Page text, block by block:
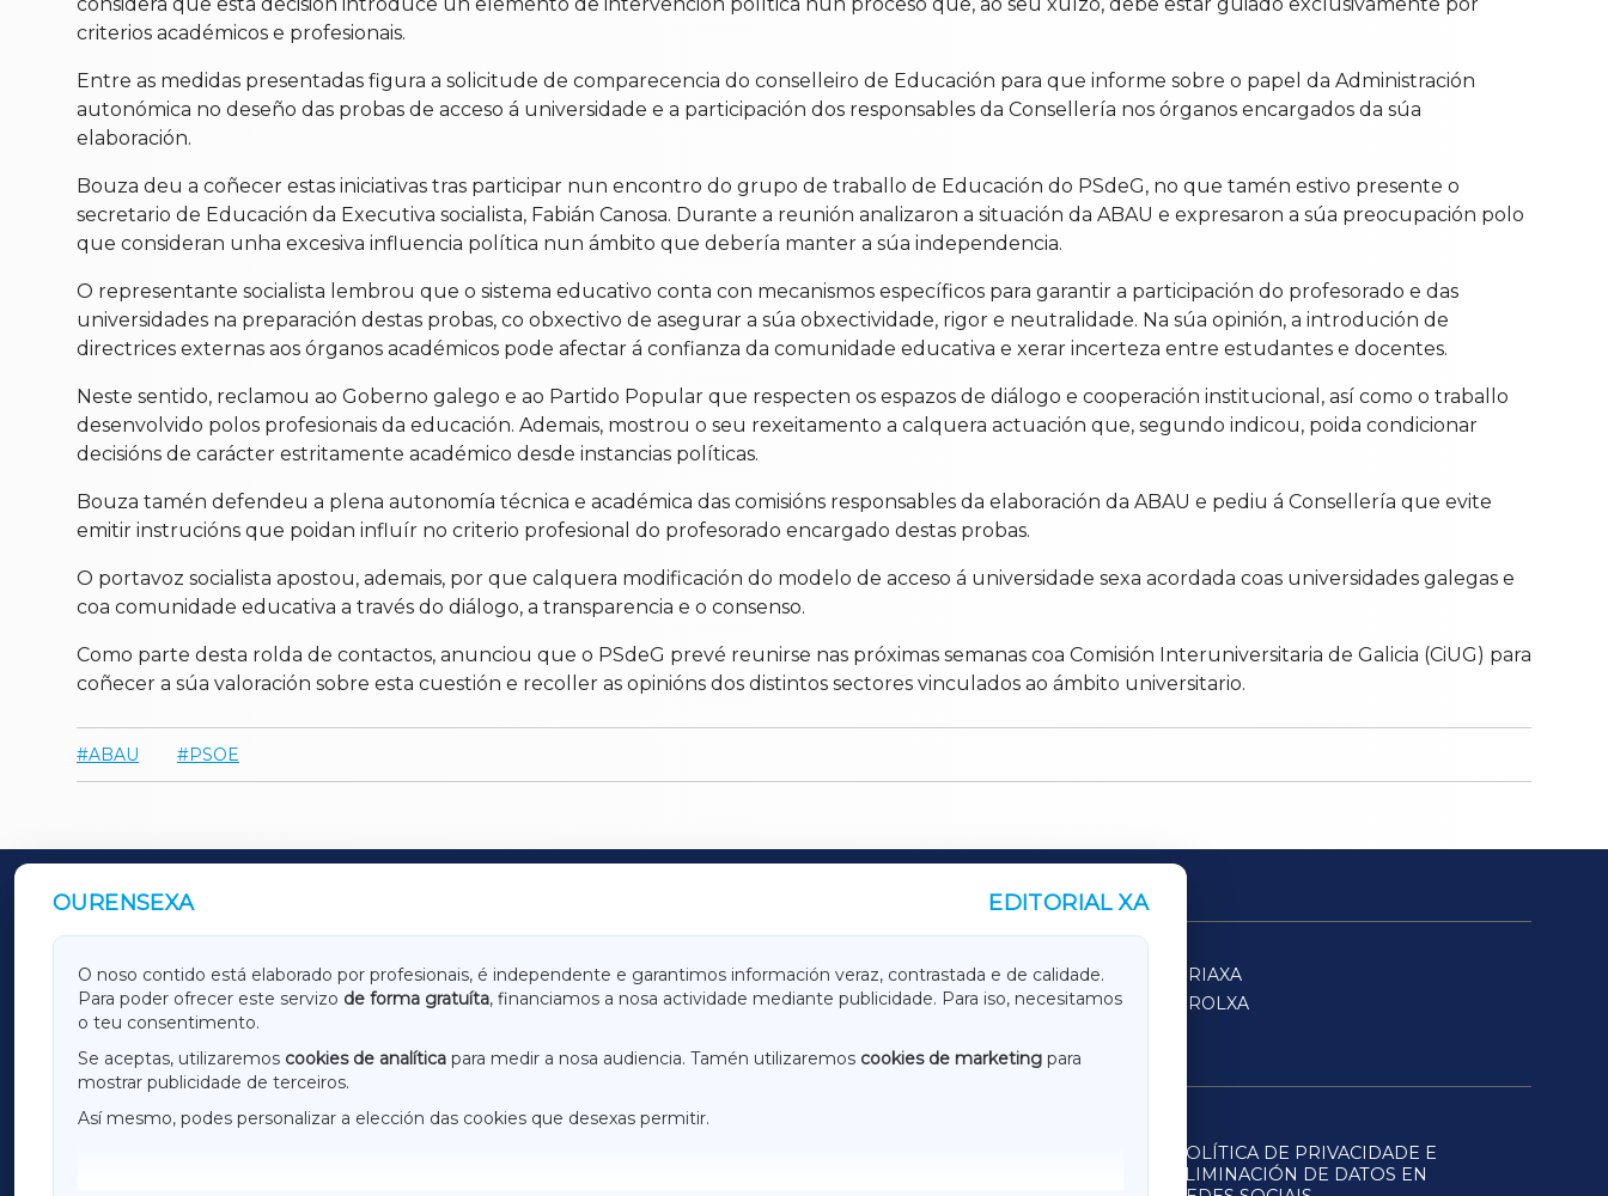
considera que esta decisión introduce un elemento de intervención política nun proceso que, ao seu xuízo, debe estar guiado exclusivamente por
criterios académicos e profesionais.
Entre as medidas presentadas figura a solicitude de comparecencia do conselleiro de Educación para que informe sobre o papel da Administración
autonómica no deseño das probas de acceso á universidade e a participación dos responsables da Consellería nos órganos encargados da súa
elaboración.
Bouza deu a coñecer estas iniciativas tras participar nun encontro do grupo de traballo de Educación do PSdeG, no que tamén estivo presente o
secretario de Educación da Executiva socialista, Fabián Canosa. Durante a reunión analizaron a situación da ABAU e expresaron a súa preocupación polo
que consideran unha excesiva influencia política nun ámbito que debería manter a súa independencia.
O representante socialista lembrou que o sistema educativo conta con mecanismos específicos para garantir a participación do profesorado e das
universidades na preparación destas probas, co obxectivo de asegurar a súa obxectividade, rigor e neutralidade. Na súa opinión, a introdución de
directrices externas aos órganos académicos pode afectar á confianza da comunidade educativa e xerar incerteza entre estudantes e docentes.
Neste sentido, reclamou ao Goberno galego e ao Partido Popular que respecten os espazos de diálogo e cooperación institucional, así como o traballo
desenvolvido polos profesionais da educación. Ademais, mostrou o seu rexeitamento a calquera actuación que, segundo indicou, poida condicionar
decisións de carácter estritamente académico desde instancias políticas.
Bouza tamén defendeu a plena autonomía técnica e académica das comisións responsables da elaboración da ABAU e pediu á Consellería que evite
emitir instrucións que poidan influír no criterio profesional do profesorado encargado destas probas.
O portavoz socialista apostou, ademais, por que calquera modificación do modelo de acceso á universidade sexa acordada coas universidades galegas e
coa comunidade educativa a través do diálogo, a transparencia e o consenso.
Como parte desta rolda de contactos, anunciou que o PSdeG prevé reunirse nas próximas semanas coa Comisión Interuniversitaria de Galicia (CiUG) para
coñecer a súa valoración sobre esta cuestión e recoller as opinións dos distintos sectores vinculados ao ámbito universitario.
ABAU PSOE
OURENSEXA EDITORIAL XA
O noso contido está elaborado por profesionais, é independente e garantimos información veraz, contrastada e de calidade.
Para poder ofrecer este servizo de forma gratuíta, financiamos a nosa actividade mediante publicidade. Para iso, necesitamos
o teu consentimento.
Se aceptas, utilizaremos cookies de analítica para medir a nosa audiencia. Tamén utilizaremos cookies de marketing para
mostrar publicidade de terceiros.
Así mesmo, podes personalizar a elección das cookies que desexas permitir.
OUTROS PERIÓDICOS
GALICIAXA LUGOXA TERRACHAXA
SARRIAXA
AMARIÑAXA
RIBEIRASACRAXA ACORUÑAXA
FERROLXA
OURENSEXA
POLÍTICA DE PRIVACIDADE E
ELIMINACIÓN DE DATOS EN